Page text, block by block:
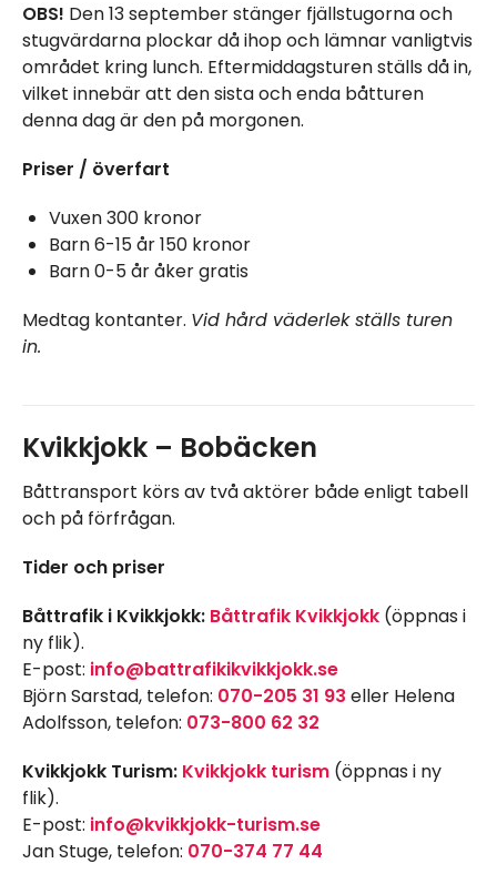
OBS! Den 13 september stänger fjällstugorna och
stugvärdarna plockar då ihop och lämnar vanligtvis
området kring lunch. Eftermiddagsturen ställs då in,
vilket innebär att den sista och enda båtturen
denna dag är den på morgonen.
Priser / överfart
Vuxen 300 kronor
Barn 6-15 år 150 kronor
Barn 0-5 år åker gratis
Medtag kontanter. Vid hård väderlek ställs turen
in.
Kvikkjokk – Bobäcken
Båttransport körs av två aktörer både enligt tabell
och på förfrågan.
Tider och priser
Båttrafik i Kvikkjokk: Båttrafik Kvikkjokk (öppnas i
ny flik).
E-post: info@battrafikikvikkjokk.se
Björn Sarstad, telefon: 070-205 31 93 eller Helena
Adolfsson, telefon: 073-800 62 32
Kvikkjokk Turism: Kvikkjokk turism (öppnas i ny
flik).
E-post: info@kvikkjokk-turism.se
Jan Stuge, telefon: 070-374 77 44